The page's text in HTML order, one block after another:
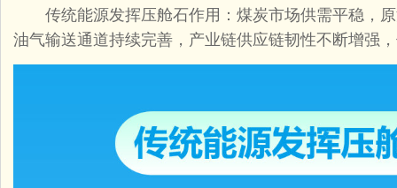
传统能源发挥压舱石作用：煤炭市场供需平稳，原
油气输送通道持续完善，产业链供应链韧性不断增强